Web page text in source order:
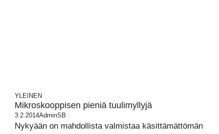
YLEINEN
Mikroskooppisen pieniä tuulimyllyjä
3.2.2014AdminSB
Nykyään on mahdollista valmistaa käsittämättömän